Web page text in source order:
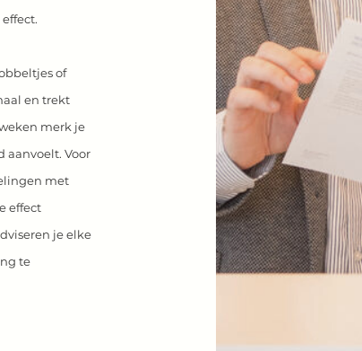
of
en trekt
merk je
aanvoelt.Voor
met
effect
je elke
te